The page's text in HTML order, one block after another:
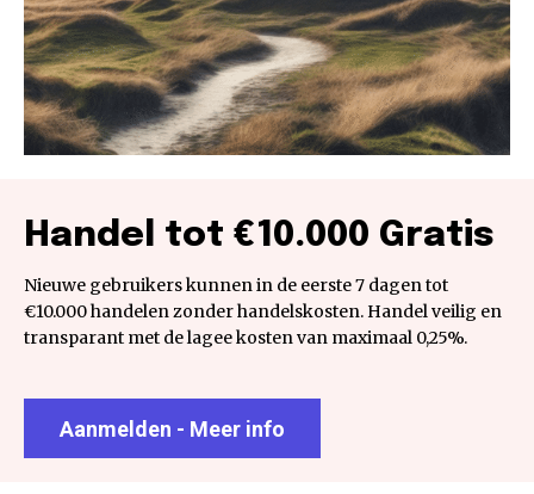
Handel tot €10.000 Gratis
Nieuwe gebruikers kunnen in de eerste 7 dagen tot
€10.000 handelen zonder handelskosten. Handel veilig en
transparant met de lagee kosten van maximaal 0,25%.
Aanmelden - Meer info